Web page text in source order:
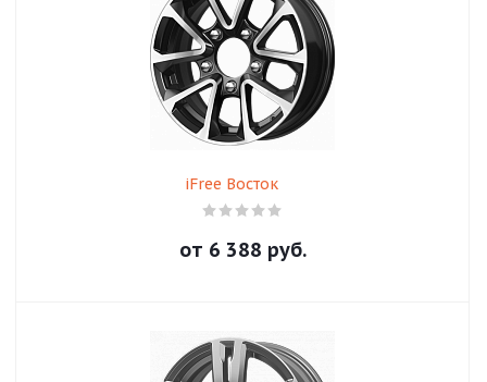
iFree Восток
от 6 388 руб.